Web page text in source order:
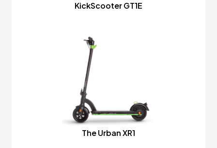
KickScooter GT1E
The Urban XR1